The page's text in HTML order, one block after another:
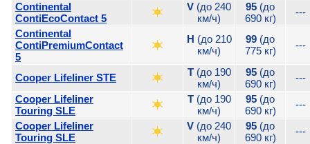
Continental
ContiEcoContact 5
V (до 240
км/ч)
95 (до
690 кг)
---
Continental
ContiPremiumContact
5
H (до 210
км/ч)
99 (до
775 кг)
---
Cooper Lifeliner STE T(до 190
км/ч)
95 (до
690 кг)
---
Cooper Lifeliner
Touring SLE
T(до 190
км/ч)
95 (до
690 кг)
---
Cooper Lifeliner
Touring SLE
V (до 240
км/ч)
95 (до
690 кг)
---